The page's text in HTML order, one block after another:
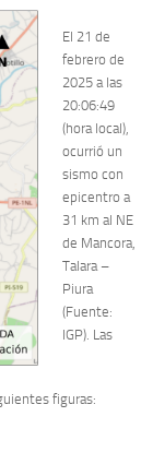
El 21 de
febrero de
2025 a las
20:06:49
(hora local),
ocurrió un
sismo con
epicentro a
31 km al NE
de Mancora,
Talara –
Piura
(Fuente:
IGP). Las
figuras: